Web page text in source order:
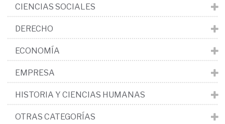
CIENCIAS SOCIALES
DERECHO
ECONOMÍA
EMPRESA
HISTORIA Y CIENCIAS HUMANAS
OTRAS CATEGORÍAS